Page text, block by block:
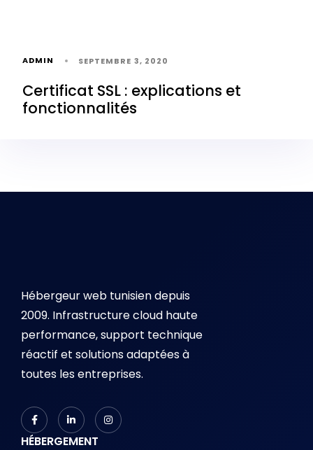
ADMIN SEPTEMBRE 3, 2020
Certificat SSL : explications et
fonctionnalités
Hébergeur web tunisien depuis
2009. Infrastructure cloud haute
performance, support technique
réactif et solutions adaptées à
toutes les entreprises.
HÉBERGEMENT